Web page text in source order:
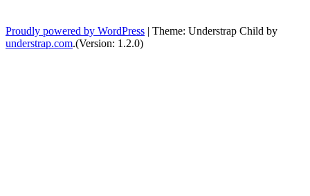
Proudly powered by WordPress
Theme: Understrap Child by
understrap.com.(Version: 1.2.0)